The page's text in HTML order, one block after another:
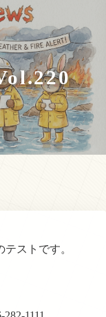
ストです。